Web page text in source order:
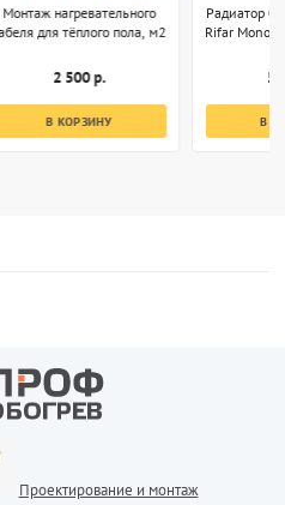
Монтаж нагревательного
для тёплого пола, м2
2 500 р.
В КОРЗИНУ
Радиатор
Rifar
5
В
Проектирование и монтаж